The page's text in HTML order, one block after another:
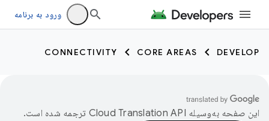
ورود به برنامه
DEVELOP
CORE AREAS
CONNECTIVITY
این صفحه به‌وسیله ترجمه شده است.